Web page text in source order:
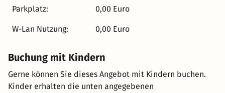
kreativ serviert. Das Freylich Zahn ist ein Genussadresse
von Ursprung Saale Unstrut
Parkplatz: 0,00 Euro
W-Lan Nutzung: 0,00 Euro
Buchung mit Kindern
Gerne können Sie dieses Angebot mit Kindern buchen.
Kinder erhalten die unten angegebenen